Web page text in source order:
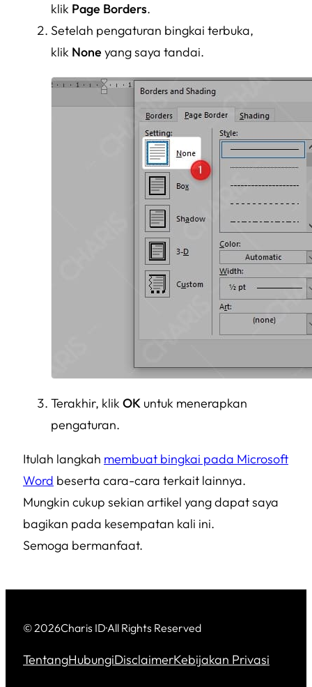
klik Page Borders.
Setelah pengaturan bingkai terbuka,
klik Noneyang saya tandai.
Terakhir, klik OK untuk menerapkan
pengaturan.
Itulah langkah membuat bingkai pada Microsoft
Word beserta cara-cara terkait lainnya.
Mungkin cukup sekian artikel yang dapat saya
bagikan pada kesempatan kali ini.
Semoga bermanfaat.
© 2026Charis ID·All Rights Reserved
TentangHubungiDisclaimerKebijakan Privasi